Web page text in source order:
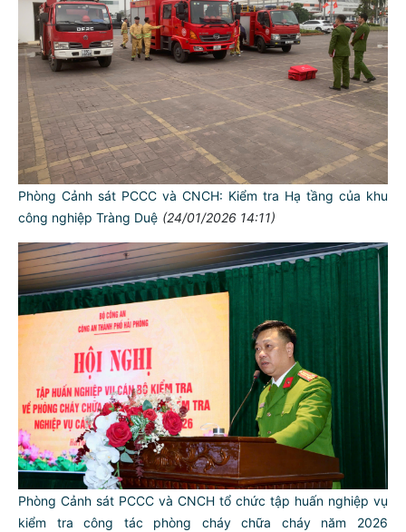
Phòng Cảnh sát PCCC và CNCH: Kiểm tra Hạ tầng của khu
công nghiệp Tràng Duệ (24/01/2026 14:11)
Phòng Cảnh sát PCCC và CNCH tổ chức tập huấn nghiệp vụ
kiểm tra công tác phòng cháy chữa cháy năm 2026